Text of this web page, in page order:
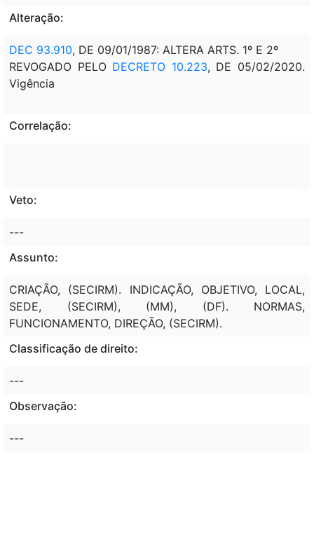
Alteração:
DEC 93.910, DE 09/01/1987: ALTERA ARTS. 1º E 2º
REVOGADO PELO DECRETO 10.223, DE 05/02/2020.
Vigência
Correlação:
Veto:
---
Assunto:
CRIAÇÃO, (SECIRM). INDICAÇÃO, OBJETIVO, LOCAL,
SEDE, (SECIRM), (MM), (DF). NORMAS,
FUNCIONAMENTO, DIREÇÃO, (SECIRM).
Classificação de direito:
---
Observação:
---